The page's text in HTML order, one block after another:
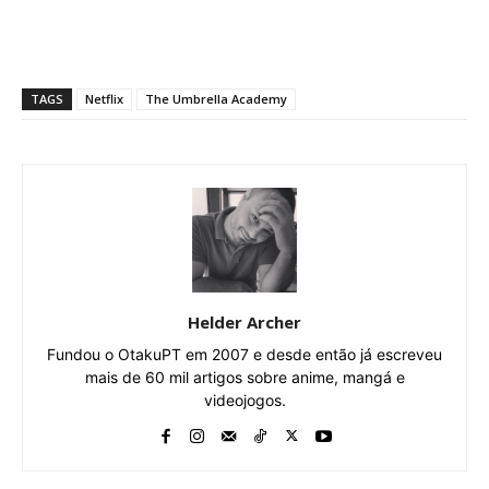
TAGS Netflix The Umbrella Academy
Helder Archer
Fundou o OtakuPT em 2007 e desde então já escreveu
mais de 60 mil artigos sobre anime, mangá e
videojogos.